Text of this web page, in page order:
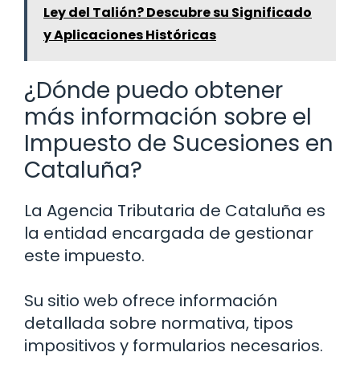
Ley del Talión? Descubre su Significado
y Aplicaciones Históricas
¿Dónde puedo obtener
más información sobre el
Impuesto de Sucesiones en
Cataluña?
La Agencia Tributaria de Cataluña es
la entidad encargada de gestionar
este impuesto.
Su sitio web ofrece información
detallada sobre normativa, tipos
impositivos y formularios necesarios.